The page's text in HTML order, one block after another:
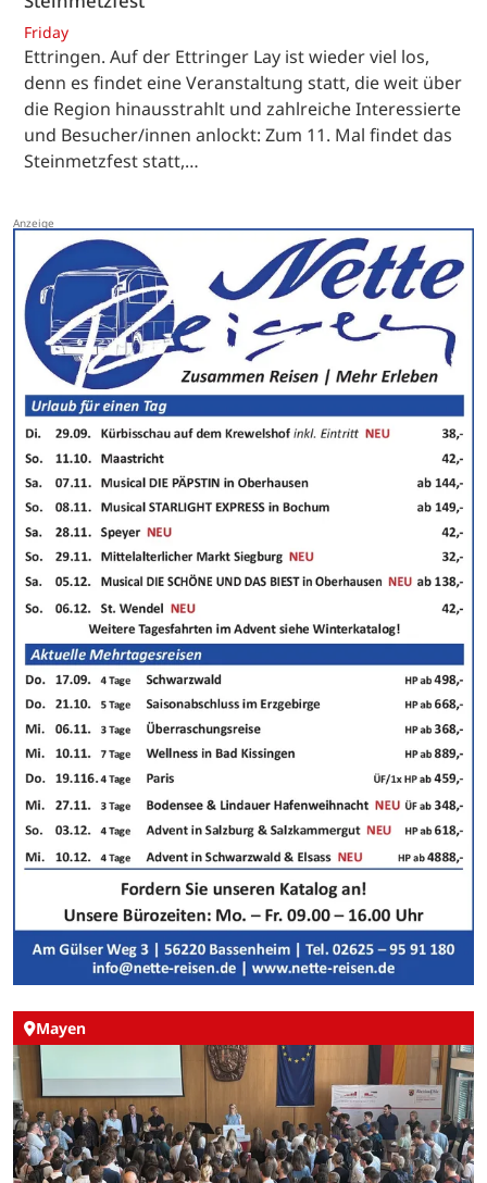
Friday
Ettringen. Auf der Ettringer Lay ist wieder viel los,
denn es findet eine Veranstaltung statt, die weit über
die Region hinausstrahlt und zahlreiche Interessierte
und Besucher/innen anlockt: Zum 11. Mal findet das
Steinmetzfest statt,…
Mayen